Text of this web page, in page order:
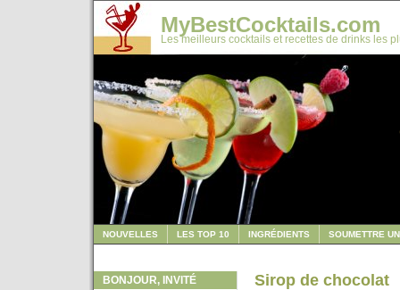
MyBestCocktails.com
Les meilleurs cocktails et recettes de drinks les
NOUVELLES LES TOP 10 INGRÉDIENTS SOUMETTRE
BONJOUR, INVITÉ Sirop de chocolat